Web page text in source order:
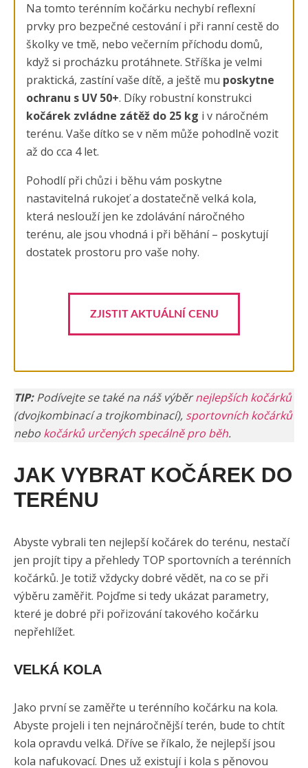
Na tomto terénním kočárku nechybí reflexní
prvky pro bezpečné cestování i při ranní cestě do
školky ve tmě, nebo večerním příchodu domů,
když si procházku protáhnete. Stříška je velmi
praktická, zastíní vaše dítě, a ještě mu poskytne
ochranu s UV 50+. Díky robustní konstrukci
kočárek zvládne zátěž do 25 kg i v náročném
terénu. Vaše dítko se v něm může pohodlně vozit
až do cca 4 let.
Pohodlí při chůzi i běhu vám poskytne
nastavitelná rukojeť a dostatečně velká kola,
která neslouží jen ke zdolávání náročného
terénu, ale jsou vhodná i při běhání – poskytují
dostatek prostoru pro vaše nohy.
ZJISTIT AKTUÁLNÍ CENU
TIP:Podívejte se také na náš výběrnejlepších kočárků
(dvojkombinací a trojkombinací), sportovních kočárků
nebo kočárků určených specálně pro běh.
JAK VYBRAT KOČÁREK DO
TERÉNU
Abyste vybrali ten nejlepší kočárek do terénu, nestačí
jen projít tipy a přehledy TOP sportovních a terénních
kočárků. Je totiž vždycky dobré vědět, na co se při
výběru zaměřit. Pojďme si tedy ukázat parametry,
které je dobré při pořizování takového kočárku
nepřehlížet.
VELKÁ KOLA
Jako první se zaměřte u terénního kočárku na kola.
Abyste projeli i ten nejnáročnější terén, bude to chtít
kola opravdu velká. Dříve se říkalo, že nejlepší jsou
kola nafukovací. Dnes už existují i kola s pěnovou